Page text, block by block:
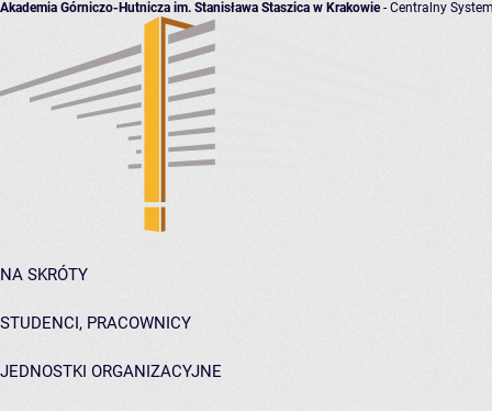
Akademia Górniczo-Hutnicza im. Stanisława Staszica w Krakowie- Centralny
NA SKRÓTY
STUDENCI, PRACOWNICY
JEDNOSTKI ORGANIZACYJNE